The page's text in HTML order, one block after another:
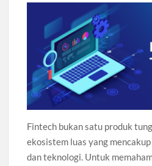
Fintech bukan satu produk
ekosistem luas yang
dan teknologi. Untuk